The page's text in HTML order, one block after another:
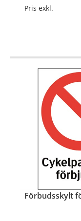
Mått:210x297mm
Pris exkl.
Förbudsskylt